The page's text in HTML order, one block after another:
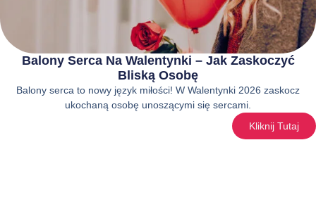
Balony Serca Na Walentynki – Jak Zaskoczyć
Bliską Osobę
Balony serca to nowy język miłości! W Walentynki 2026 zaskocz
ukochaną osobę unoszącymi się sercami.
Kliknij Tutaj